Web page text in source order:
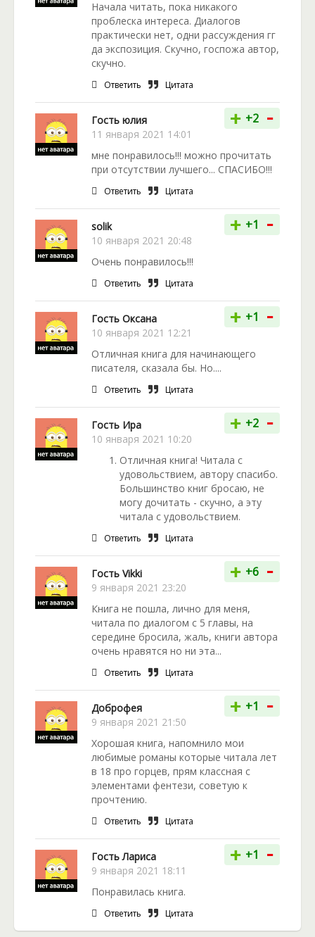
Начала читать, пока никакого
проблеска интереса. Диалогов
практически нет, одни рассуждения гг
да экспозиция. Скучно, госпожа автор,
скучно.
Ответить Цитата
Гость юлия
11 января 2021 14:01
+ +2 -
мне понравилось!!! можно прочитать
при отсутствии лучшего... СПАСИБО!!!
Ответить Цитата
solik
10 января 2021 20:48
+ +1 -
Очень понравилось!!!
Ответить Цитата
Гость Оксана
10 января 2021 12:21
+ +1 -
Отличная книга для начинающего
писателя, сказала бы. Но....
Ответить Цитата
Гость Ира
10 января 2021 10:20
+ +2 -
Отличная книга! Читала с
удовольствием, автору спасибо.
Большинство книг бросаю, не
могу дочитать - скучно, а эту
читала с удовольствием.
Ответить Цитата
Гость Vikki
9 января 2021 23:20
+ +6 -
Книга не пошла, лично для меня,
читала по диалогом с 5 главы, на
середине бросила, жаль, книги автора
очень нравятся но ни эта...
Ответить Цитата
Доброфея
9 января 2021 21:50
+ +1 -
Хорошая книга, напомнило мои
любимые романы которые читала лет
в 18 про горцев, прям классная с
элементами фентези, советую к
прочтению.
Ответить Цитата
Гость Лариса
9 января 2021 18:11
+ +1 -
Понравилась книга.
Ответить Цитата